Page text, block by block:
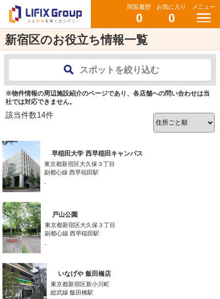
閲覧履歴
0
お気に入り
0
メニュー
新宿区のお役立ち情報一覧
スポットを絞り込む
※物件情報の周辺施設紹介のページであり、各店舗への問い合わせは当
社では対応できません。
該当件数14件
早稲田大学 西早稲田キャンパス
東京都新宿区大久保３丁目
副都心線 西早稲田駅
-
戸山公園
東京都新宿区大久保３丁目
副都心線 西早稲田駅
-
いなげや 飯田橋店
東京都新宿区新小川町
総武線 飯田橋駅